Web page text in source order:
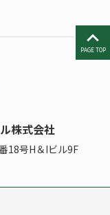
PAGE TOP
株式会社
18号H＆Iビル9F